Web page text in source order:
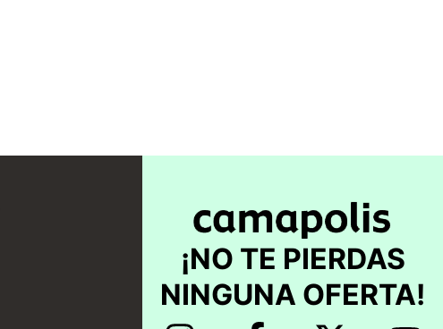
¡NO TE PIERDAS
NINGUNA OFERTA!